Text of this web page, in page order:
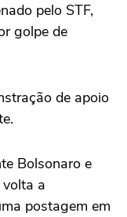
pelo STF,
golpe de
de apoio
Bolsonaro e
a
postagem em